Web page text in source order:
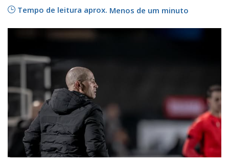
Tempo de leitura aprox. Menos de um minuto